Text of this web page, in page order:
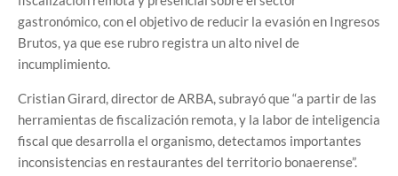
gastronómico, con el objetivo de reducir la evasión en Ingresos
Brutos, ya que ese rubro registra un alto nivel de
incumplimiento.
Cristian Girard, director de ARBA, subrayó que “a partir de las
herramientas de fiscalización remota, y la labor de inteligencia
fiscal que desarrolla el organismo, detectamos importantes
inconsistencias en restaurantes del territorio bonaerense”.